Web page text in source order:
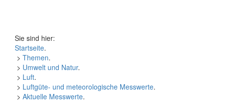
Sie sind hier:
Startseite.
> Themen.
> Umwelt und Natur.
> Luft.
> Luftgüte- und meteorologische Messwerte.
> Aktuelle Messwerte.